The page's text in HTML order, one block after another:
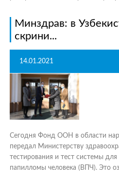
Минздрав: в
скрини...
14.01.2021
Сегодня Фонд ООН в области
передал Министерству
тестирования и тест системы для
папилломы человека (ВПЧ). Это